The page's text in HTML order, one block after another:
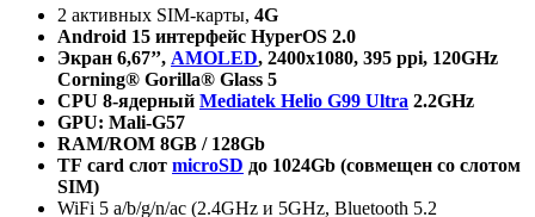
2 активных SIM-карты, 4G
Android 15 интерфейс HyperOS 2.0
Экран 6,67’’, AMOLED, 2400x1080, 395 ppi, 120GHz
Corning® Gorilla® Glass 5
CPU 8-ядерный Mediatek Helio G99 Ultra 2.2GHz
GPU: Mali-G57
RAM/ROM 8GB / 128Gb
TF card слот microSD до 1024Gb (совмещен со слотом
SIM)
WiFi 5 a/b/g/n/ac (2.4GHz и 5GHz, Bluetooth 5.2